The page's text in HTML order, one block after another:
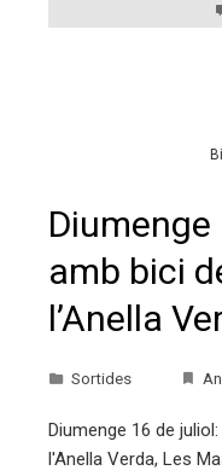
amb bici
l’Anella
Sortides
Diumenge 16 de
l'Anella Verda, Les